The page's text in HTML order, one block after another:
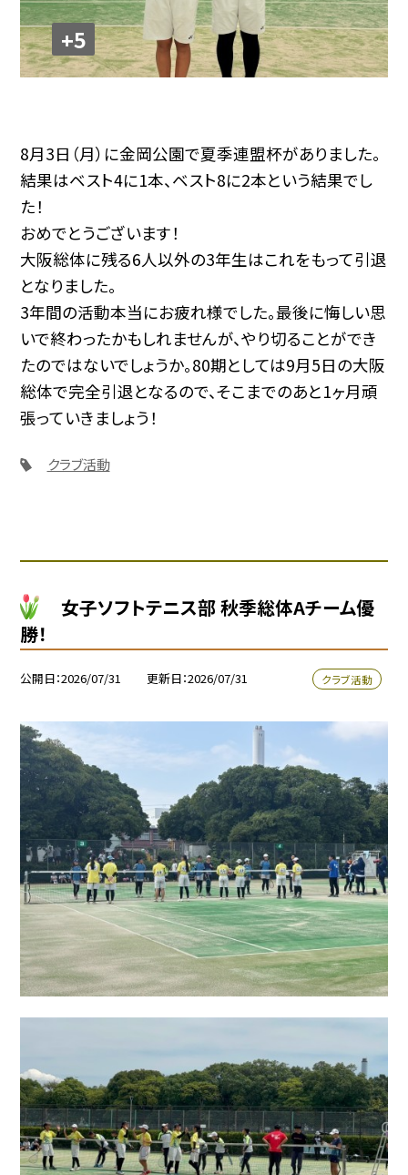
+5
8月3日（月）に金岡公園で夏季連盟杯がありました。
結果はベスト4に1本、ベスト8に2本という結果でし
た！
おめでとうございます！
大阪総体に残る6人以外の3年生はこれをもって引退
となりました。
3年間の活動本当にお疲れ様でした。最後に悔しい思
いで終わったかもしれませんが、やり切ることができ
たのではないでしょうか。80期としては9月5日の大阪
総体で完全引退となるので、そこまでのあと1ヶ月頑
張っていきましょう！
クラブ活動
女子ソフトテニス部 秋季総体Aチーム優
勝！
公開日 2026/07/31 更新日 2026/07/31 クラブ活動